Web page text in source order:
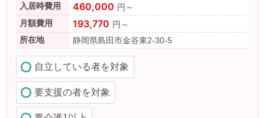
入居時費用
460,000 円～
月額費用
193,770 円～
所在地
静岡県島田市金谷東2-30-5
自立している者を対象
要支援の者を対象